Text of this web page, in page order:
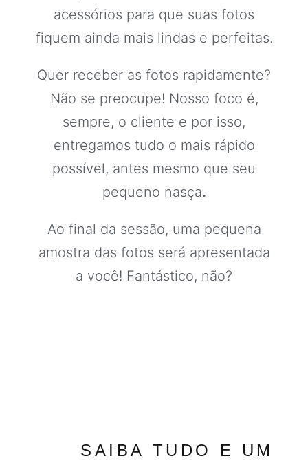
acessórios para que suas fotos
fiquem ainda mais lindas e perfeitas.
Quer receber as fotos rapidamente?
Não se preocupe! Nosso foco é,
sempre, o cliente e por isso,
entregamos tudo o mais rápido
possível, antes mesmo que seu
pequeno nasça.
Ao final da sessão, uma pequena
amostra das fotos será apresentada
a você! Fantástico, não?
SAIBA TUDO E UM